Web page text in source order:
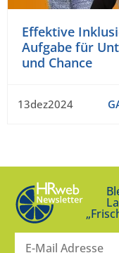
Effektive
Aufgabe für
und Chance
13dez2024